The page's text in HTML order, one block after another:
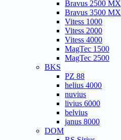
Bravus 2500 MX
Bravus 3500 MX
Vitess 1000
Vitess 2000
Vitess 4000
MagTec 1500
MagTec 2500
BKS
PZ 88
helius 4000
nuvius
livius 6000
belvius
janus 8000
DOM